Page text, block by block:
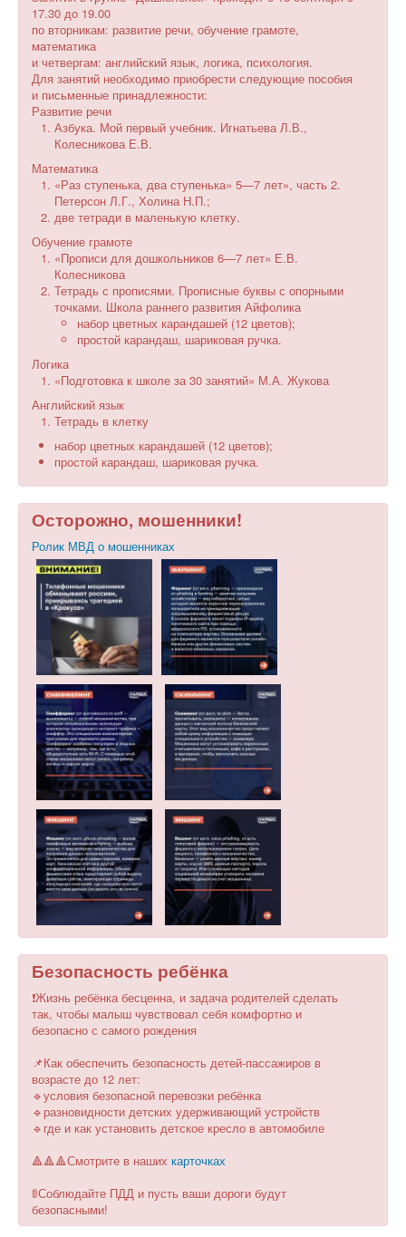
17.30 до 19.00
по вторникам: развитие речи, обучение грамоте,
математика
и четвергам: английский язык, логика, психология.
Для занятий необходимо приобрести следующие пособия
и письменные принадлежности:
Развитие речи
Азбука. Мой первый учебник. Игнатьева Л.В.,
Колесникова Е.В.
Математика
«Раз ступенька, два ступенька» 5—7 лет», часть 2.
Петерсон Л.Г., Холина Н.П.;
две тетради в маленькую клетку.
Обучение грамоте
«Прописи для дошкольников 6—7 лет» Е.В.
Колесникова
Тетрадь с прописями. Прописные буквы с опорными
точками. Школа раннего развития Айфолика
набор цветных карандашей (12 цветов);
простой карандаш, шариковая ручка.
Логика
«Подготовка к школе за 30 занятий» М.А. Жукова
Английский язык
Тетрадь в клетку
набор цветных карандашей (12 цветов);
простой карандаш, шариковая ручка.
Осторожно, мошенники!
Ролик МВД о мошенниках
Безопасность ребёнка
❗️Жизнь ребёнка бесценна, и задача родителей сделать
так, чтобы малыш чувствовал себя комфортно и
безопасно с самого рождения
📌Как обеспечить безопасность детей-пассажиров в
возрасте до 12 лет:
🔹условия безопасной перевозки ребёнка
🔹разновидности детских удерживающий устройств
🔹где и как установить детское кресло в автомобиле
🔺🔺🔺Смотрите в наших карточках
🚦Соблюдайте ПДД и пусть ваши дороги будут
безопасными!